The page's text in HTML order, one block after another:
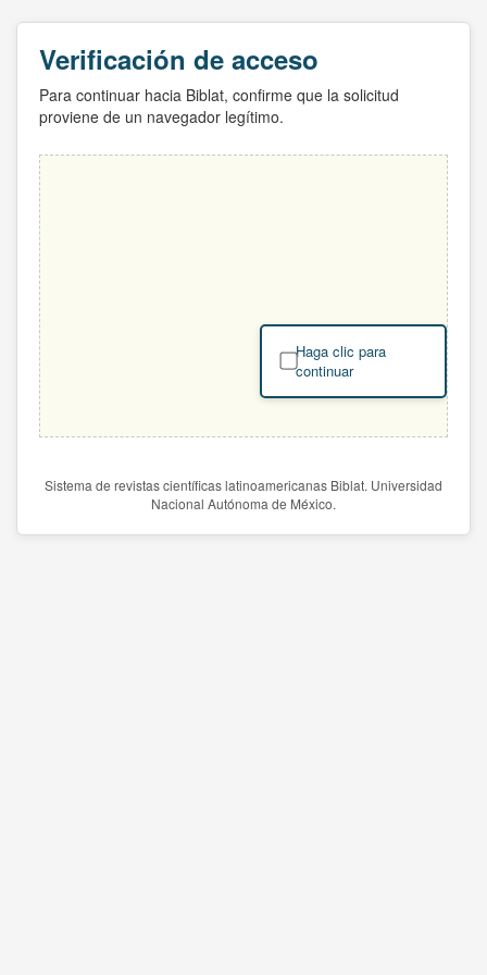
Verificación de acceso
Para continuar hacia Biblat, confirme que la solicitud
proviene de un navegador legítimo.
Haga clic para
continuar
Sistema de revistas científicas latinoamericanas Biblat. Universidad
Nacional Autónoma de México.